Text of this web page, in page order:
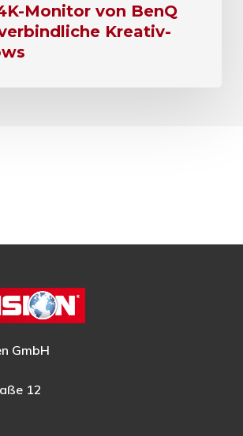
Monitor von BenQ
Kreativ-
GmbH
12